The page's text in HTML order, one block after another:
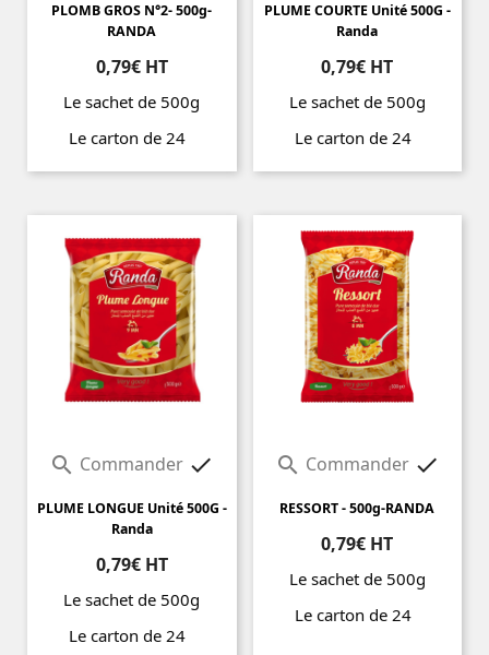
PLOMB GROS N°2- 500g-
RANDA
0,79€ HT
Le sachet de 500g
Le carton de 24
Prix
PLUME COURTE Unité 500G -
Randa
0,79€ HT
Le sachet de 500g
Le carton de 24
Prix
 Commander 
PLUME LONGUE Unité 500G -
Randa
0,79€ HT
Le sachet de 500g
Le carton de 24
 Commander 
RESSORT - 500g-RANDA
0,79€ HT
Le sachet de 500g
Le carton de 24